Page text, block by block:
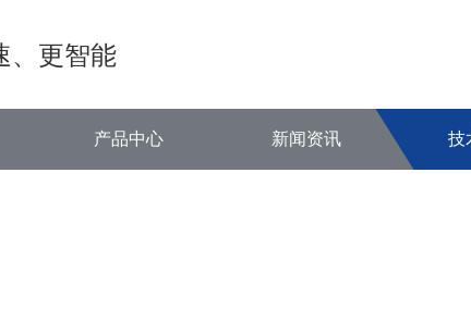
、更智能
产品中心 新闻资讯 技